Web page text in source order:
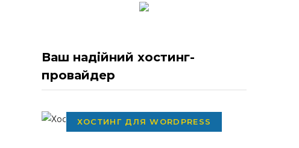
Ваш надійний хостинг-
провайдер
ХОСТИНГ ДЛЯ WORDPRESS